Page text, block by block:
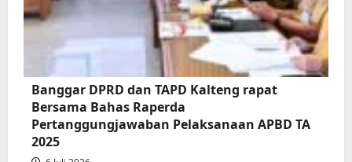
Banggar DPRD dan TAPD Kalteng rapat
Bersama Bahas Raperda
Pertanggungjawaban Pelaksanaan APBD TA
2025